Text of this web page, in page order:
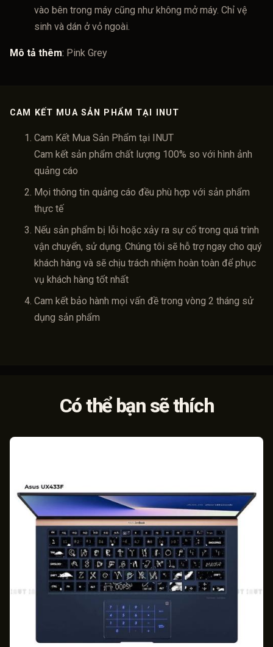
vào bên trong máy cũng như không mở máy. Chỉ vệ
sinh và dán ở vỏ ngoài.
Mô tả thêm: Pink Grey
CAM KẾT MUA SẢN PHẨM TẠI INUT
Cam Kết Mua Sản Phẩm tại INUT
Cam kết sản phẩm chất lượng 100% so với hình ảnh
quảng cáo
Mọi thông tin quảng cáo đều phù hợp với sản phẩm
thực tế
Nếu sản phẩm bị lỗi hoặc xảy ra sự cố trong quá trình
vận chuyển, sử dụng. Chúng tôi sẽ hỗ trợ ngay cho quý
khách hàng và sẽ chịu trách nhiệm hoàn toàn để phục
vụ khách hàng tốt nhất
Cam kết bảo hành mọi vấn đề trong vòng 2 tháng sử
dụng sản phẩm
Có thể bạn sẽ thích